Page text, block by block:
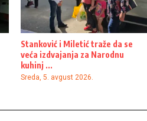
Stanković i Miletić traže da se
veća izdvajanja za Narodnu
kuhinj ...
Sreda, 5. avgust 2026.